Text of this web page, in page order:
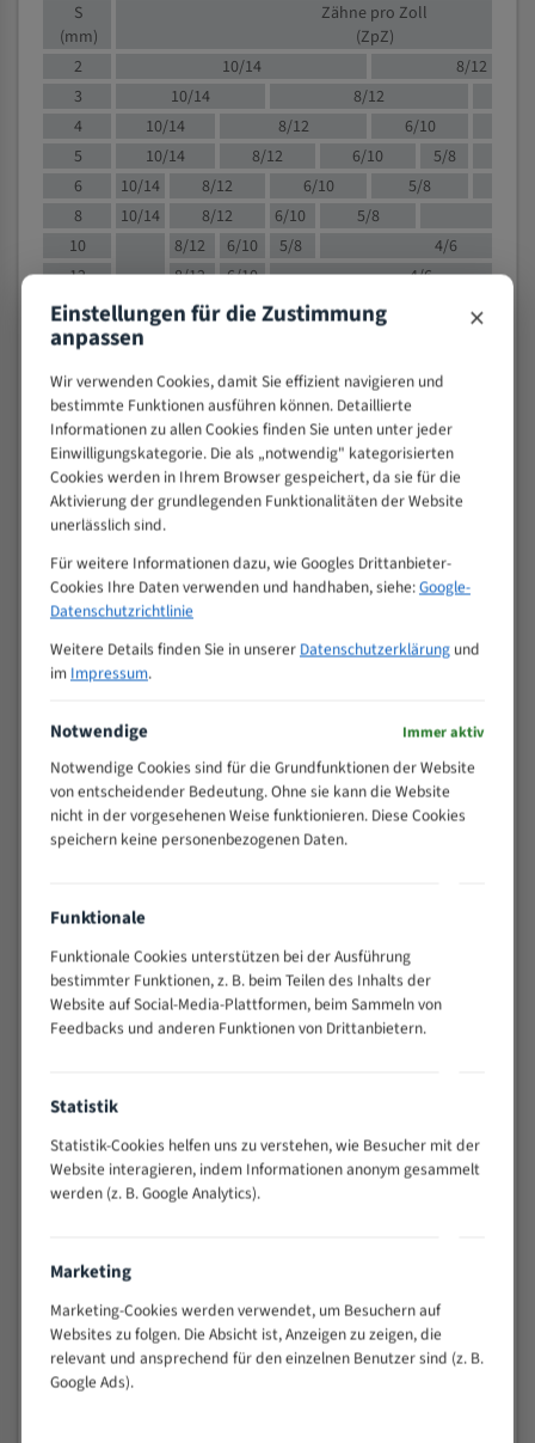
S
(mm)
Zähne pro Zoll
(ZpZ)
2
10/14
8/12
3
10/14 8/12
4
10/14 8/12 6/10
5
10/14 8/12 6/10
5/8
6
10/14 8/12 6/10
5/8
8
10/14 8/12 6/10 5/8
10
8/12 6/10 5/8
4/6
12
8/12 6/10
4/6
15
8/12 6/10
4/5
20
50
80
> 100
VOLLMATERIAL
M (mm)
Zoll (ZpZ))
>
25
10/14
15 - 40
8/12
25 - 50
50 - 120
80 - 180
3/4
130 -
350
2/3
150 -
200 -
600
> 500
0,75/1,25
Vorteile:
Vielseitiges Bandsägeblatt für verschiedenste
Widerstandsfähig gegen Zahnbruch auch bei
wechselnde Verbindungslängen)
Sehr geringe Vibration
Technische Beschreibung:
Positiver Spanwinkel
Bandkörper aus hochlegiertem Federstahl
Legierte HSS-beschichtete Zahnspitzen
Einstellungen für die Zustimmung
anpassen ×
Wir verwenden Cookies, damit Sie effizient navigieren und
bestimmte Funktionen ausführen können. Detaillierte
Informationen zu allen Cookies finden Sie unten unter jeder
Einwilligungskategorie. Die als „notwendig" kategorisierten
Cookies werden in Ihrem Browser gespeichert, da sie für die
Aktivierung der grundlegenden Funktionalitäten der Website
unerlässlich sind.
Für weitere Informationen dazu, wie Googles Drittanbieter-
Cookies Ihre Daten verwenden und handhaben, siehe:Google-
Datenschutzrichtlinie
Weitere Details finden Sie in unserer Datenschutzerklärungund
im Impressum.
Notwendige Immer aktiv
Notwendige Cookies sind für die Grundfunktionen der Website
von entscheidender Bedeutung. Ohne sie kann die Website
nicht in der vorgesehenen Weise funktionieren. Diese Cookies
speichern keine personenbezogenen Daten.
Funktionale
Funktionale Cookies unterstützen bei der Ausführung
bestimmter Funktionen, z. B. beim Teilen des Inhalts der
Website auf Social-Media-Plattformen, beim Sammeln von
Feedbacks und anderen Funktionen von Drittanbietern.
Statistik
Statistik-Cookies helfen uns zu verstehen, wie Besucher mit der
Website interagieren, indem Informationen anonym gesammelt
werden (z. B. Google Analytics).
Marketing
Marketing-Cookies werden verwendet, um Besuchern auf
Websites zu folgen. Die Absicht ist, Anzeigen zu zeigen, die
relevant und ansprechend für den einzelnen Benutzer sind (z. B.
Google Ads).